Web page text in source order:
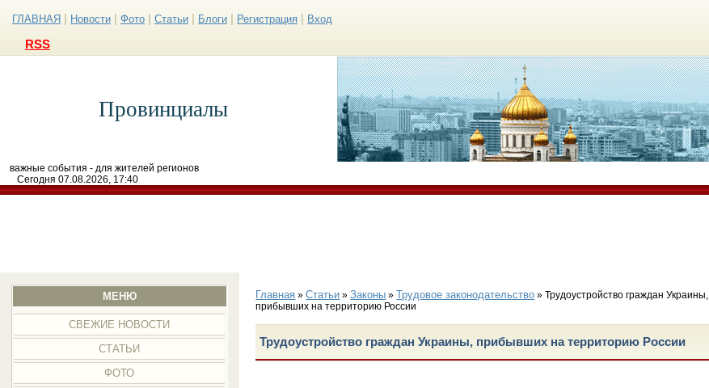
ГЛАВНАЯ Новости Фото Статьи Блоги Регистрация Вход
RSS
Провинциалы
важные события - для жителей регионов
Сегодня 07.08.2026, 17:40
МЕНЮ
СВЕЖИЕ НОВОСТИ
СТАТЬИ
ФОТО
Главная »Статьи »Законы » Трудовое законодательство » Трудоустройство граждан Украины,
прибывших на территорию России
Трудоустройство граждан Украины, прибывших на территорию России